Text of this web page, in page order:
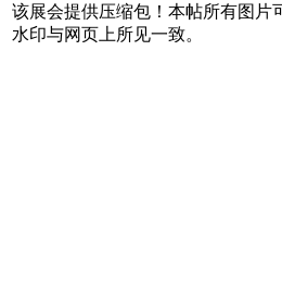
该展会提供压缩包！本帖所有图片
水印与网页上所见一致。